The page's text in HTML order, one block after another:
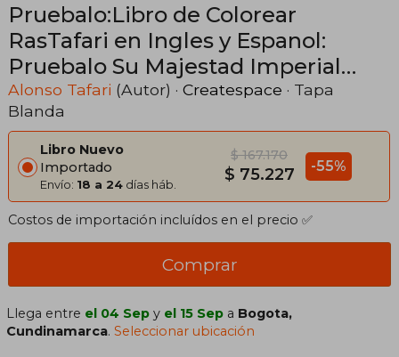
Pruebalo:Libro de Colorear
RasTafari en Ingles y Espanol:
Pruebalo Su Majestad Imperial
Haile Selassie I Leon Conquistador
de la Tribu de Juda Rey de Reyes
de Etiopia
Alonso Tafari (Autor) · Createspace · Tapa
Blanda
Libro Nuevo
Importado
Envío: 18 a 24 días háb.
$ 167.170
$ 75.227 -55%
Costos de importación incluídos en el precio ✅
Comprar
Llega entre el 04 Sep y el 15 Sep a Bogota,
Cundinamarca.Seleccionar ubicación